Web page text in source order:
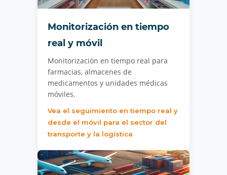
Monitorización en tiempo
real y móvil
Monitorización en tiempo real para
farmacias, almacenes de
medicamentos y unidades médicas
móviles.
Vea el seguimiento en tiempo real y
desde el móvil para el sector del
transporte y la logística